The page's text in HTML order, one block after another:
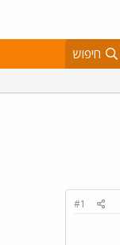
חיפוש
#1